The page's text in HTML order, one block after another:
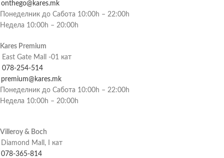
onthego@kares.mk
Понеделник до Сабота 10:00h – 22:00h
Недела 10:00h – 20:00h
Kares Premium
East Gate Mall -01 кат
078-254-514
premium@kares.mk
Понеделник до Сабота 10:00h – 22:00h
Недела 10:00h – 20:00h
Villeroy & Boch
Diamond Mall, I кат
078-365-814